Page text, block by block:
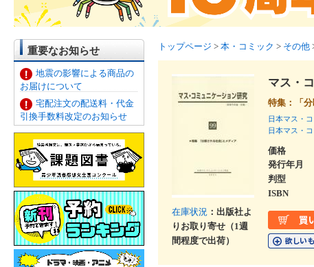
重要なお知らせ
地震の影響による商品の
お届けについて
宅配注文の配送料・代金
引換手数料改定のお知らせ
トップページ > 本・コミック > その他
在庫状況 ：出版社よ
りお取り寄せ（1週
間程度で出荷）
マス・
特集：「
日本マス・
日本マス・
価格
発行年月
判型
ISBN